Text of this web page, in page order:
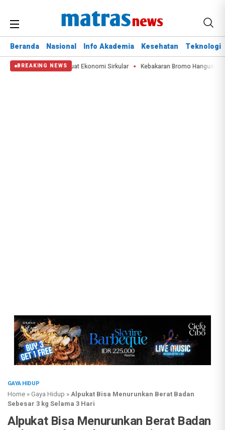
Beranda Nasional Info Akademia Kesehatan Teknologi
BREAKING NEWS
Limbah, Perkuat Ekonomi Sirkular Kebakaran Bromo Hanguskan 60
GAYA HIDUP
Home »Gaya Hidup »Alpukat Bisa Menurunkan Berat Badan
Sebesar 3 kg Selama 3 Hari
Alpukat Bisa Menurunkan Berat Badan